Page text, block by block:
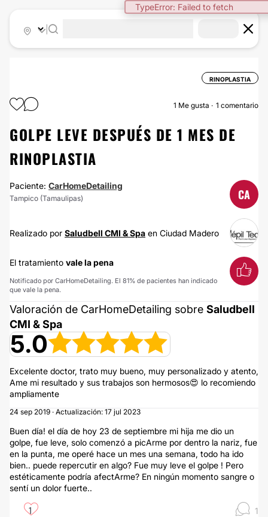
TypeError: Failed to fetch
RINOPLASTIA
1 Me gusta 1 comentario
GOLPE LEVE DESPUÉS DE 1 MES DE
RINOPLASTIA
Paciente: CarHomeDetailing
Tampico (Tamaulipas) CA
Realizado por Saludbell CMI & Spa en Ciudad Madero
El tratamiento vale la pena
Notificado por CarHomeDetailing. El 81% de pacientes han indicado
que vale la pena.
Valoración de CarHomeDetailing sobre Saludbell
CMI & Spa
5.0
Excelente doctor, trato muy bueno, muy personalizado y atento,
Ame mi resultado y sus trabajos son hermosos😍 lo recomiendo
ampliamente
24 sep 2019 · Actualización: 17 jul 2023
Buen día! el día de hoy 23 de septiembre mi hija me dio un
golpe, fue leve, solo comenzó a picArme por dentro la nariz, fue
en la punta, me operé hace un mes una semana, todo ha ido
bien.. puede repercutir en algo? Fue muy leve el golpe ! Pero
estéticamente podría afectArme? En ningún momento sangre o
sentí un dolor fuerte..
1 1